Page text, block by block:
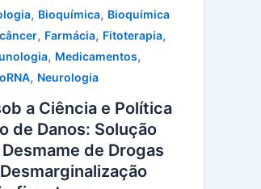
, Bioquímica, Bioquímica
câncer, Farmácia, Fitoterapia,
, Medicamentos,
, Neurologia
a Ciência e Política
de Danos: Solução
de Drogas